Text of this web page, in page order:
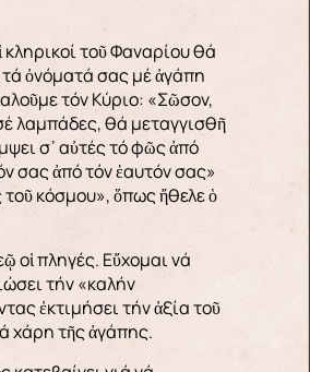
τοῦ Φαναρίου θά
ὀνόματά σας μέ ἀγάπη
τόν Κύριο: «Σῶσον,
λαμπάδες, θά μεταγγισθῆ
σ᾽ αὐτές τό φῶς ἀπό
σας ἀπό τόν ἑαυτόν σας»
τοῦ κόσμου», ὅπως ἤθελε ὁ
οἱ πληγές. Εὔχομαι νά
τήν «καλήν
ἐκτιμήσει τήν ἀξία τοῦ
χάρη τῆς ἀγάπης.